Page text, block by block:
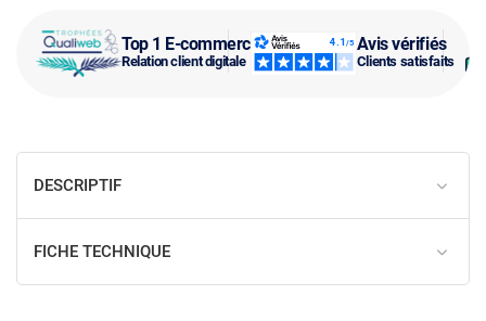
Top 1 E-commerce
Relation client digitale
Avis vérifiés
Clients satisfaits
DESCRIPTIF
FICHE TECHNIQUE